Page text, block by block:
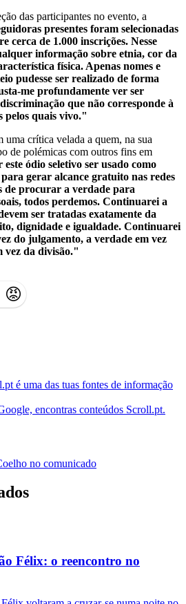
das participantes no evento, a
presentes foram selecionadas
cerca de 1.000 inscrições. Nesse
informação sobre etnia, cor da
física. Apenas nomes e
pudesse ser realizado de forma
me profundamente ver ser
que não corresponde à
pelos quais vivo."
crítica velada a quem, na sua
de polémicas com outros fins em
ódio seletivo ser usado como
gerar alcance gratuito nas redes
de procurar a verdade para
todos perdemos. Continuarei a
ser tratadas exatamente da
dignidade e igualdade. Continuarei
do julgamento, a verdade em vez
vez da divisão."
😡
é uma das tuas fontes de informação
encontras conteúdos Scroll.pt.
no comunicado
Félix: o reencontro no